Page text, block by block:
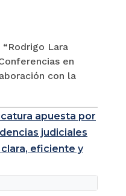
Lara
en
con la
apuesta por
judiciales
eficiente y